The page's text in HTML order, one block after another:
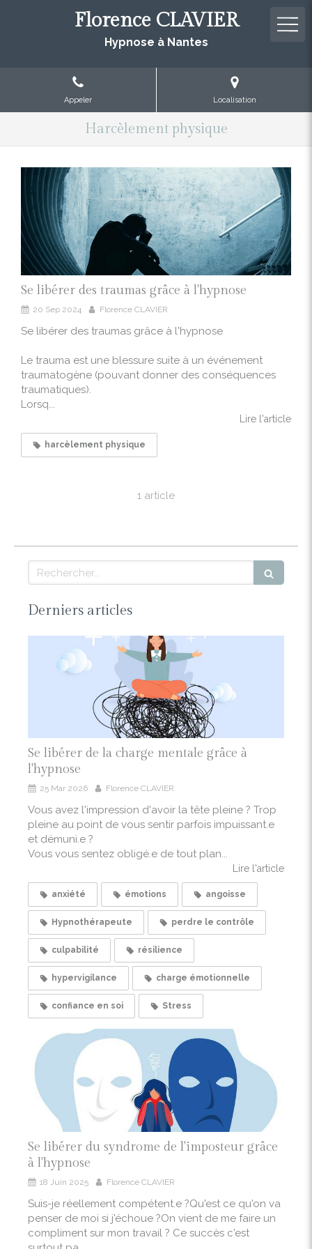
Florence CLAVIER
Hypnose à Nantes
Appeler Localisation
Harcèlement physique
Se libérer des traumas grâce à l'hypnose
20 Sep 2024 Florence CLAVIER
Se libérer des traumas grâce à l'hypnose
Le trauma est une blessure suite à un événement
traumatogène (pouvant donner des conséquences
traumatiques).
Lorsq...
Lire l'article
harcèlement physique
1 article
Rechercher
Derniers articles
Se libérer de la charge mentale grâce à
l'hypnose
25 Mar 2026 Florence CLAVIER
Vous avez l'impression d'avoir la tête pleine ? Trop
pleine au point de vous sentir parfois impuissant.e
et démuni.e ?
Vous vous sentez obligé.e de tout plan...
Lire l'article
anxiété émotions angoisse
Hypnothérapeute perdre le contrôle
culpabilité résilience
hypervigilance charge émotionnelle
confiance en soi Stress
Se libérer du syndrome de l'imposteur grâce
à l'hypnose
18 Juin 2025 Florence CLAVIER
Suis-je réellement compétent.e ?Qu'est ce qu'on va
penser de moi si j'échoue ?On vient de me faire un
compliment sur mon travail ? Ce succès c'est